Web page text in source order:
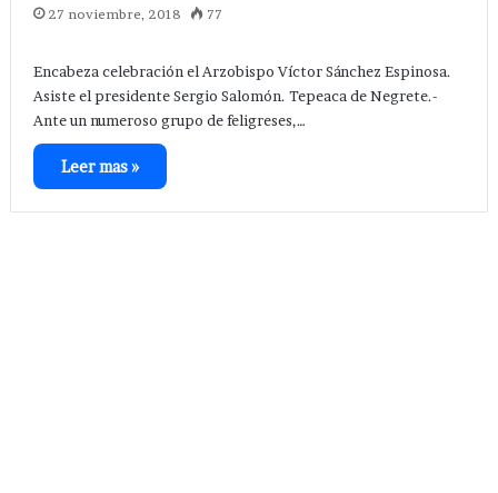
27 noviembre, 2018 77
Encabeza celebración el Arzobispo Víctor Sánchez Espinosa.
Asiste el presidente Sergio Salomón. Tepeaca de Negrete.-
Ante un numeroso grupo de feligreses,…
Leer mas »